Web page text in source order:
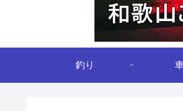
釣り